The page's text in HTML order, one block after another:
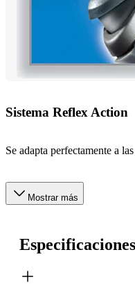
Sistema Reflex Action
Se adapta perfectamente a
Mostrar más